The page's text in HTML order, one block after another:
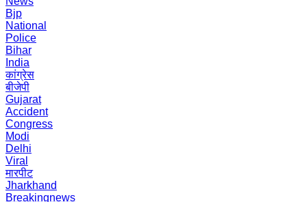
Bjp
National
Police
Bihar
India
कांग्रेस
बीजेपी
Gujarat
Accident
Congress
Modi
Delhi
Viral
मारपीट
Jharkhand
Breakingnews